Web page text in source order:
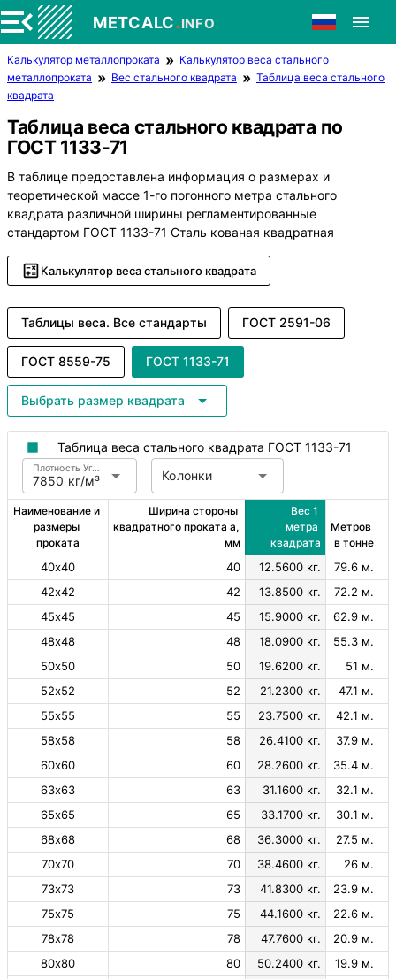
METCALC.INFO
Калькулятор металлопроката
Калькулятор веса стального
металлопроката
Вес стального квадрата
Таблица веса стального
квадрата
Таблица веса стального квадрата по
ГОСТ 1133-71
В таблице предоставлена информация о размерах и
теоретической массе 1-го погонного метра стального
квадрата различной ширины регламентированные
стандартом ГОСТ 1133-71 Сталь кованая квадратная
Калькулятор веса стального квадрата
Таблицы веса. Все стандарты ГОСТ 2591-06
ГОСТ 8559-75 ГОСТ 1133-71
Выбрать размер квадрата
Таблица веса стального квадрата ГОСТ 1133-71
7850 кг/м³
Плотность Углеродистая сталь Колонки
Наименование и
размеры
проката
Ширина стороны
квадратного проката a,
мм
Вес 1
метра
квадрата
Метров
в тонне
40х40 40 12.5600 кг.
79.6 м.
42х42
42 13.8500 кг.
72.2 м.
45х45
45 15.9000 кг.
62.9 м.
48х48
48 18.0900 кг.
55.3 м.
50х50
50 19.6200 кг.
51 м.
52х52
52 21.2300 кг.
47.1 м.
55х55
55 23.7500 кг.
42.1 м.
58х58
58 26.4100 кг.
37.9 м.
60х60
60 28.2600 кг.
35.4 м.
63х63
63 31.1600 кг.
32.1 м.
65х65
65 33.1700 кг.
30.1 м.
68х68
68 36.3000 кг.
27.5 м.
70х70
70 38.4600 кг.
26 м.
73х73
73 41.8300 кг.
23.9 м.
75х75
75 44.1600 кг.
22.6 м.
78х78
78 47.7600 кг.
20.9 м.
80х80
80 50.2400 кг.
19.9 м.